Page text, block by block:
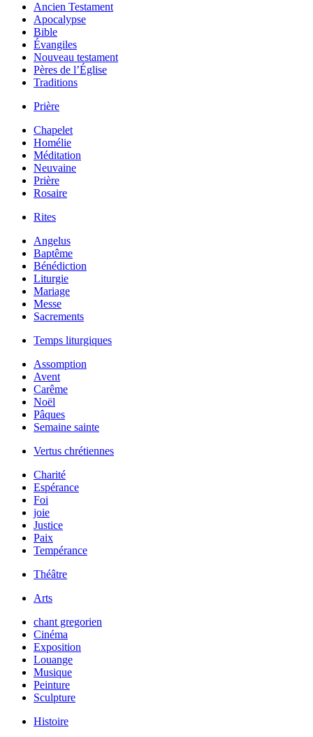
Ancien Testament
Apocalypse
Bible
Évangiles
Nouveau testament
Pères de l’Église
Traditions
Prière
Chapelet
Homélie
Méditation
Neuvaine
Prière
Rosaire
Rites
Angelus
Baptême
Bénédiction
Liturgie
Mariage
Messe
Sacrements
Temps liturgiques
Assomption
Avent
Carême
Noël
Pâques
Semaine sainte
Vertus chrétiennes
Charité
Espérance
Foi
joie
Justice
Paix
Tempérance
Théâtre
Arts
chant gregorien
Cinéma
Exposition
Louange
Musique
Peinture
Sculpture
Histoire